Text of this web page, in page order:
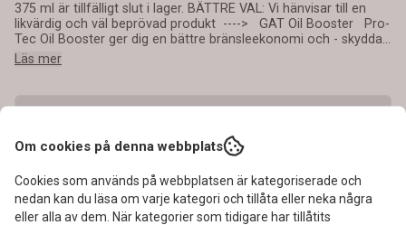
375 ml är tillfälligt slut i lager. BÄTTRE VAL: Vi hänvisar till en
likvärdig och väl beprövad produkt ----> GAT Oil Booster Pro-
Tec Oil Booster ger dig en bättre bränsleekonomi och - skyddar
motorn mellan oljebytena - smörjer alla rörliga delar - förhindrar
skadliga avlagringar - bekämpar motorsyror - mindre
tester. Användning: Tillsätts i den nya oljan efter varje oljebyte.
karton
Läs mer
- +
Om cookies på denna webbplats
Cookies som används på webbplatsen är kategoriserade och
nedan kan du läsa om varje kategori och tillåta eller neka några
eller alla av dem. När kategorier som tidigare har tillåtits